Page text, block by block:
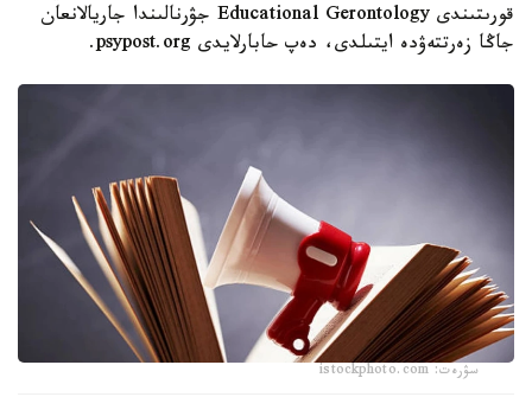
قورىتىندى Educational Gerontology جۋرنالىندا جاريالانعان
جاڭا زەرتتەۋدە ايتىلدى، دەپ حابارلايدى psypost.org.
سۋرەت: istockphoto.com